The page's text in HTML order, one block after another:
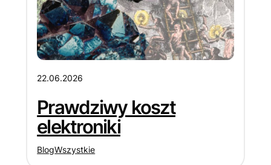
22.06.2026
Prawdziwy koszt
elektroniki
BlogWszystkie